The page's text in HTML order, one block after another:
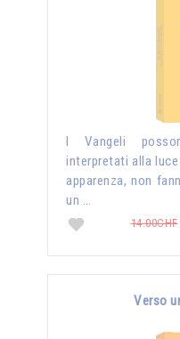
I Vangeli
interpretati alla
apparenza, non
un …
14.00CHF
Verso